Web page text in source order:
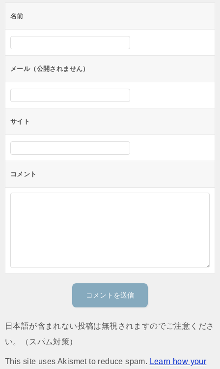
ー
シ
ョ
ン
名前
メール（公開されません）
サイト
コメント
日本語が含まれない投稿は無視されますのでご注意くださ
い。（スパム対策）
This site uses Akismet to reduce spam. Learn how your